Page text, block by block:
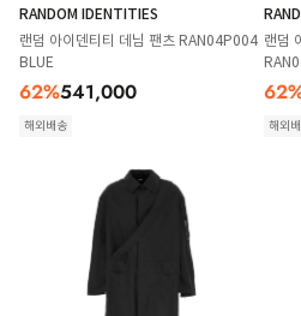
RANDOM IDENTITIES
랜덤 아이덴티티 데님 팬츠 RAN04P004
BLUE
62%541,000
해외배송
랜덤
62
해외